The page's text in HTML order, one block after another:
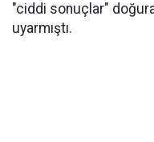
"ciddi sonuçlar"
uyarmıştı.